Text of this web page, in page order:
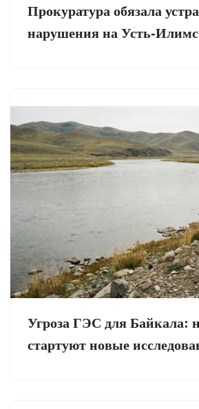
Прокуратура обязала
нарушения на Усть-
Угроза ГЭС для Байкала:
стартуют новые